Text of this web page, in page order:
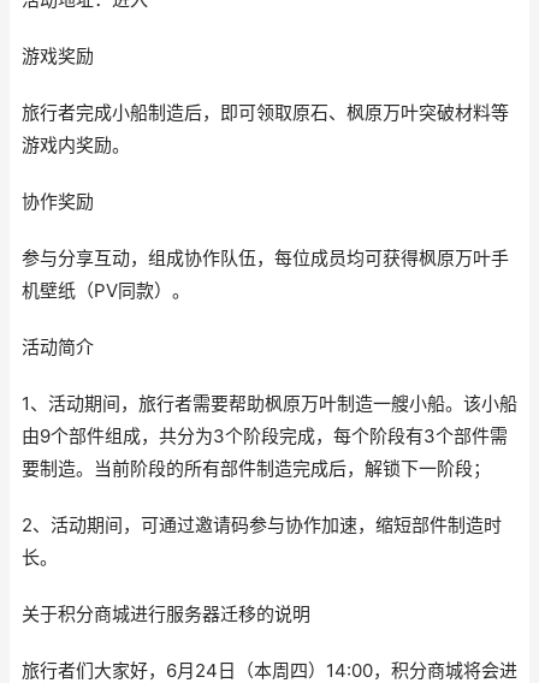
游戏奖励
旅行者完成小船制造后，即可领取原石、枫原万叶突破材料等
游戏内奖励。
协作奖励
参与分享互动，组成协作队伍，每位成员均可获得枫原万叶手
机壁纸（PV同款）。
活动简介
1、活动期间，旅行者需要帮助枫原万叶制造一艘小船。该小船
由9个部件组成，共分为3个阶段完成，每个阶段有3个部件需
要制造。当前阶段的所有部件制造完成后，解锁下一阶段；
2、活动期间，可通过邀请码参与协作加速，缩短部件制造时
长。
关于积分商城进行服务器迁移的说明
旅行者们大家好，6月24日（本周四）14:00，积分商城将会进